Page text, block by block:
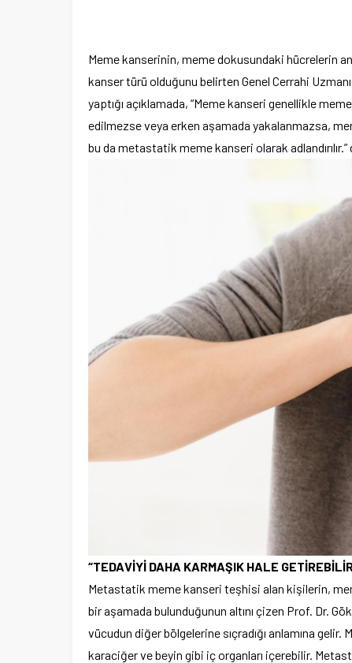
Meme kanserinin, meme dokusundaki hücrelerin
kanser türü olduğunu belirten Genel Cerrahi
yaptığı açıklamada, “Meme kanseri genellikle
edilmezse veya erken aşamada yakalanmazsa,
bu da metastatik meme kanseri olarak adlandırılır.”
“TEDAVİYİ DAHA KARMAŞIK HALE
Metastatik meme kanseri teşhisi alan kişilerin,
bir aşamada bulunduğunun altını çizen Prof. Dr.
vücudun diğer bölgelerine sıçradığı anlamına gelir.
karaciğer ve beyin gibi iç organları içerebilir.